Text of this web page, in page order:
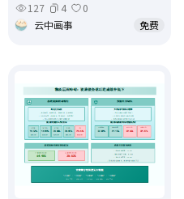
127
4
0
云中画事
免费